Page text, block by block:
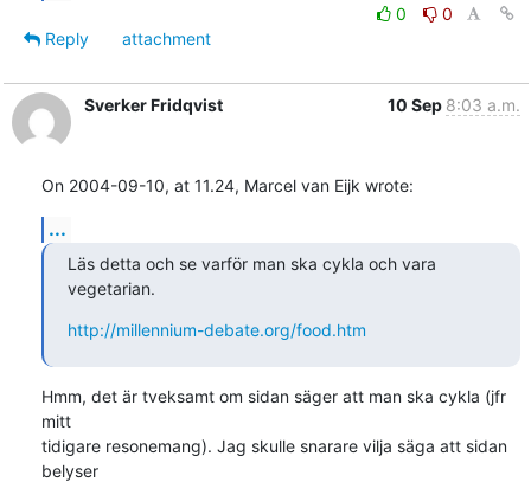
0
0
Reply
attachment
Sverker Fridqvist 10 Sep 8:03 a.m.
On 2004-09-10, at 11.24, Marcel van Eijk wrote:
...
Läs detta och se varför man ska cykla och vara
vegetarian.
http://millennium-debate.org/food.htm
Hmm, det är tveksamt om sidan säger att man ska cykla (jfr
mitt
tidigare resonemang). Jag skulle snarare vilja säga att sidan
belyser